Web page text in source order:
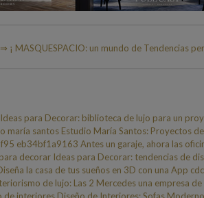
⇒ ¡ MASQUESPACIO: un mundo de Tendencias